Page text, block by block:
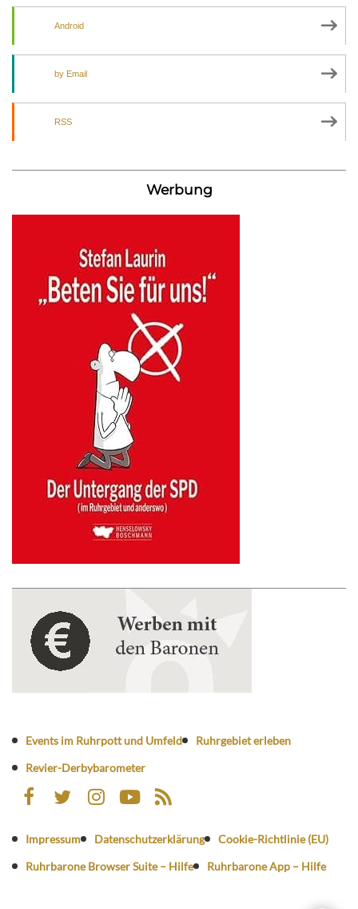
Android
by Email
RSS
Werbung
Events im Ruhrpott und Umfeld
Ruhrgebiet erleben
Revier-Derbybarometer
Impressum Datenschutzerklärung
Cookie-Richtlinie (EU)
Ruhrbarone Browser Suite – Hilfe
Ruhrbarone App – Hilfe